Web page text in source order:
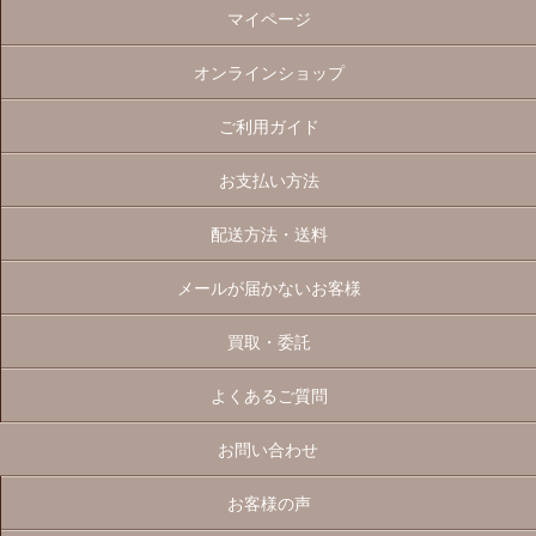
マイページ
オンラインショップ
ご利用ガイド
お支払い方法
配送方法・送料
メールが届かないお客様
買取・委託
よくあるご質問
お問い合わせ
お客様の声